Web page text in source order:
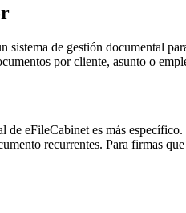
de gestión documental
por cliente, asunto o
eFileCabinet es más
recurrentes. Para firmas